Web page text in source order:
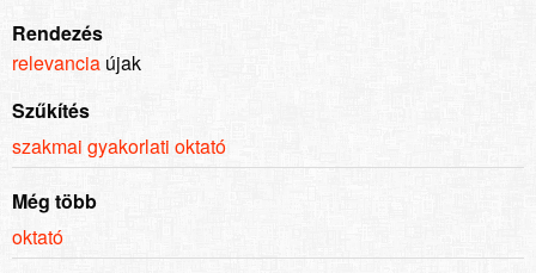
Rendezés
relevancia újak
Szűkítés
szakmai gyakorlati oktató
Még több
oktató